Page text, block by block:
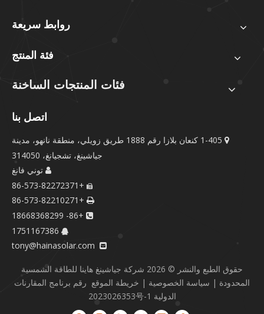
روابط سريعة
فئة المنتج
فئات المنتجات الساخنة
اتصل بنا

1-405 كنعان بلازا رقم 1888 طريق زويلي، منطقة نانهو، مدينة
جياشينغ، تشجيانغ، 314050
 توني فانغ

+86-573-82272371

+86-573-82210271

+86- 18668368299


حقوق الطبع والنشر © 2026 شركة جياشينغ هاينا للطاقة الشمسية
المحدودة | سياسة الخصوصية | خريطة الموقع رقم برنامج المقارنات
الدولية 2023026353号-1